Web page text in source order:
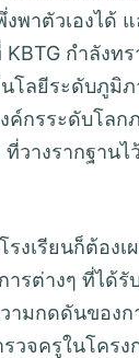
พาตัวเองได้
KBTG กำลังท
นโลยีระดับภูมิ
ค์กรระดับโลก
วางรากฐาน
รงเรียนก็ต้อง
ารต่างๆ ที่ได้
ามกดดันของก
วจครูในโคร